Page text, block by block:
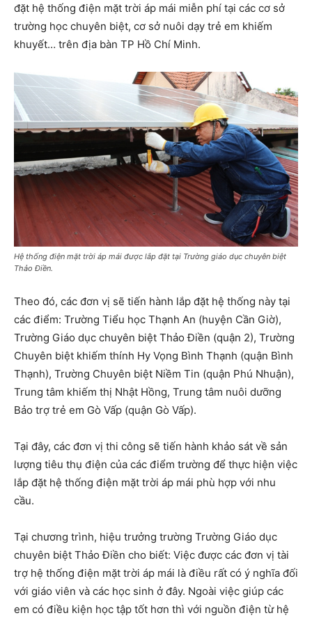
đặt hệ thống điện mặt trời áp mái miễn phí tại các cơ sở
trường học chuyên biệt, cơ sở nuôi dạy trẻ em khiếm
khuyết… trên địa bàn TP Hồ Chí Minh.
Hệ thống điện mặt trời áp mái được lắp đặt tại Trường giáo dục chuyên biệt
Thảo Điền.
Theo đó, các đơn vị sẽ tiến hành lắp đặt hệ thống này tại
các điểm: Trường Tiểu học Thạnh An (huyện Cần Giờ),
Trường Giáo dục chuyên biệt Thảo Điền (quận 2), Trường
Chuyên biệt khiếm thính Hy Vọng Bình Thạnh (quận Bình
Thạnh), Trường Chuyên biệt Niềm Tin (quận Phú Nhuận),
Trung tâm khiếm thị Nhật Hồng, Trung tâm nuôi dưỡng
Bảo trợ trẻ em Gò Vấp (quận Gò Vấp).
Tại đây, các đơn vị thi công sẽ tiến hành khảo sát về sản
lượng tiêu thụ điện của các điểm trường để thực hiện việc
lắp đặt hệ thống điện mặt trời áp mái phù hợp với nhu
cầu.
Tại chương trình, hiệu trưởng trường Trường Giáo dục
chuyên biệt Thảo Điền cho biết: Việc được các đơn vị tài
trợ hệ thống điện mặt trời áp mái là điều rất có ý nghĩa đối
với giáo viên và các học sinh ở đây. Ngoài việc giúp các
em có điều kiện học tập tốt hơn thì với nguồn điện từ hệ